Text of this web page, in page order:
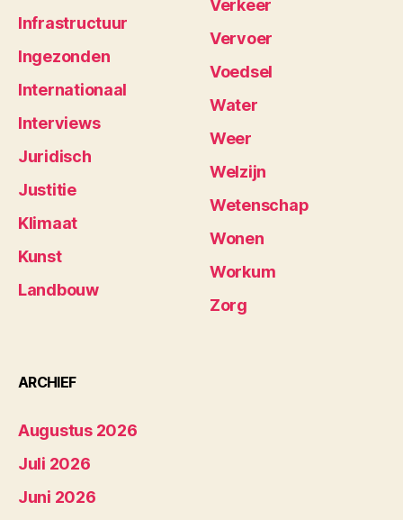
Infrastructuur
Ingezonden
Internationaal
Interviews
Juridisch
Justitie
Klimaat
Kunst
Landbouw
Verkeer
Vervoer
Voedsel
Water
Weer
Welzijn
Wetenschap
Wonen
Workum
Zorg
ARCHIEF
Augustus 2026
Juli 2026
Juni 2026